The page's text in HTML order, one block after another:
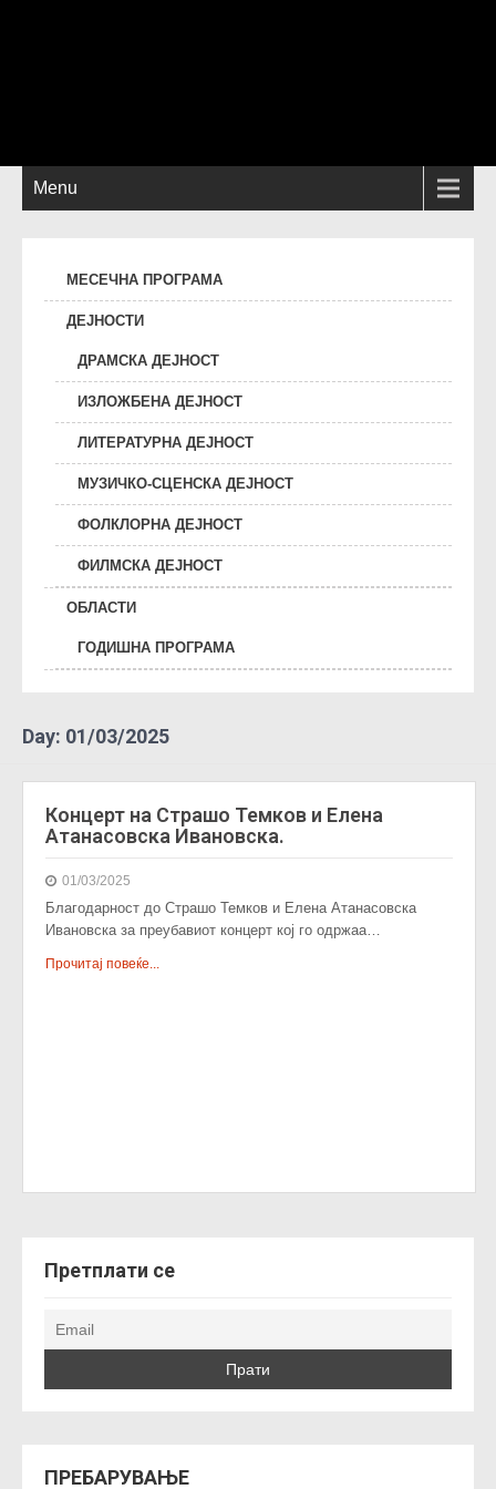
Menu
МЕСЕЧНА ПРОГРАМА
ДЕЈНОСТИ
ДРАМСКА ДЕЈНОСТ
ИЗЛОЖБЕНА ДЕЈНОСТ
ЛИТЕРАТУРНА ДЕЈНОСТ
МУЗИЧКО-СЦЕНСКА ДЕЈНОСТ
ФОЛКЛОРНА ДЕЈНОСТ
ФИЛМСКА ДЕЈНОСТ
ОБЛАСТИ
ГОДИШНА ПРОГРАМА
Day: 01/03/2025
Концерт на Страшо Темков и Елена
Атанасовска Ивановска.
01/03/2025
Благодарност до Страшо Темков и Елена Атанасовска
Ивановска за преубавиот концерт кој го одржаа…
Прочитај повеќе...
Претплати се
ПРЕБАРУВАЊЕ